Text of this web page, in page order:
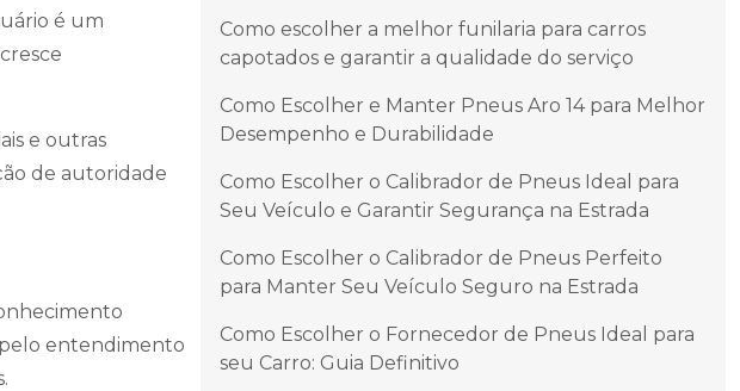
é um
e outras
de autoridade
entendimento
Como escolher a melhor funilaria para carros
capotados e garantir a qualidade do serviço
Como Escolher e Manter Pneus Aro 14 para Melhor
Desempenho e Durabilidade
Como Escolher o Calibrador de Pneus Ideal para
Seu Veículo e Garantir Segurança na Estrada
Como Escolher o Calibrador de Pneus Perfeito
para Manter Seu Veículo Seguro na Estrada
Como Escolher o Fornecedor de Pneus Ideal para
seu Carro: Guia Definitivo